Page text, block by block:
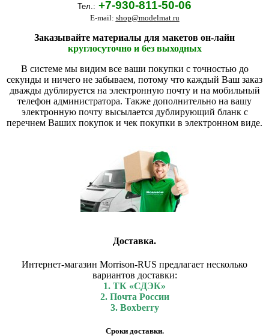
Тел.: +7-930-811-50-06
E-mail: shop@modelmat.ru
Заказывайте материалы для макетов он-лайн
круглосуточно и без выходных
В системе мы видим все ваши покупки с точностью до
секунды и ничего не забываем, потому что каждый Ваш заказ
дважды дублируется на электронную почту и на мобильный
телефон администратора. Также дополнительно на вашу
электронную почту высылается дублирующий бланк с
перечнем Ваших покупок и чек покупки в электронном виде.
Доставка.
Интернет-магазин Morrison-RUS предлагает несколько
вариантов доставки:
1. ТК «СДЭК»
2. Почта России
3. Boxberry
Сроки доставки.